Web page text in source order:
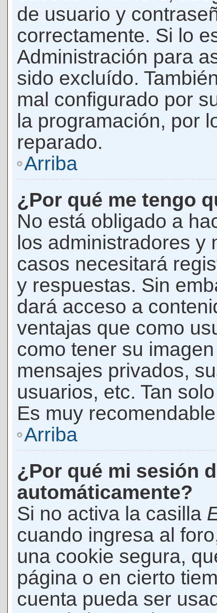
de usuario y
correctamente. Si lo
Administración para
sido excluído.
mal configurado por
la programación, por
reparado.
Arriba
¿Por qué me tengo
No está obligado a
los administradores y
casos necesitará
y respuestas. Sin
dará acceso a
ventajas que como
como tener su
mensajes privados,
usuarios, etc. Tan
Es muy
Arriba
¿Por qué mi sesión
automáticamente?
Si no activa la casilla
cuando ingresa al
una cookie segura,
página o en cierto
cuenta pueda ser